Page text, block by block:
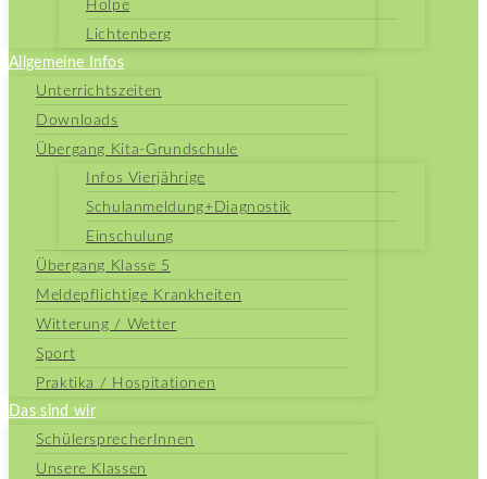
Holpe
Lichtenberg
Allgemeine Infos
Unterrichtszeiten
Downloads
Übergang Kita-Grundschule
Infos Vierjährige
Schulanmeldung+Diagnostik
Einschulung
Übergang Klasse 5
Meldepflichtige Krankheiten
Witterung / Wetter
Sport
Praktika / Hospitationen
Das sind wir
SchülersprecherInnen
Unsere Klassen